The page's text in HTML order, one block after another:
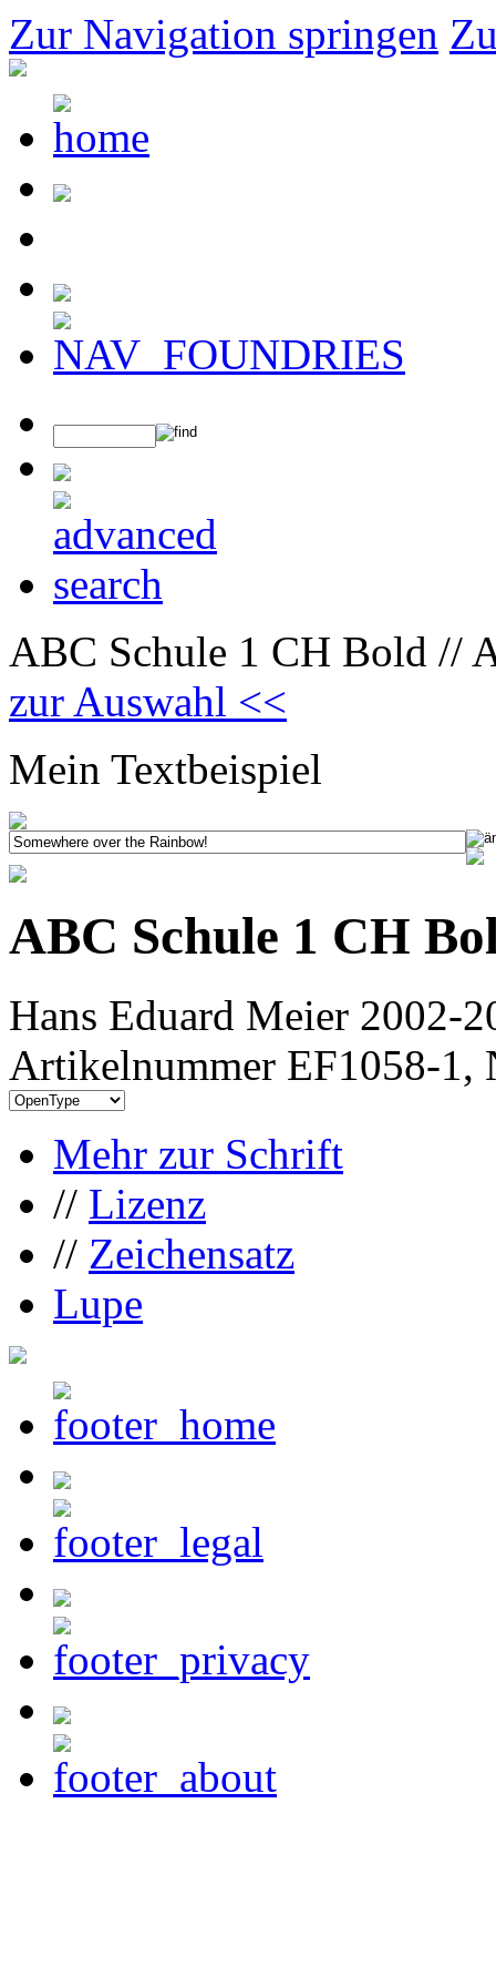
Zur Navigation springen
ABC Schule 1 CH Bold //
zur Auswahl <<
Mein Textbeispiel
ABC Schule 1 CH
Hans Eduard Meier 2002-
Artikelnummer EF1058-1,
Mehr zur Schrift
// Lizenz
// Zeichensatz
Lupe